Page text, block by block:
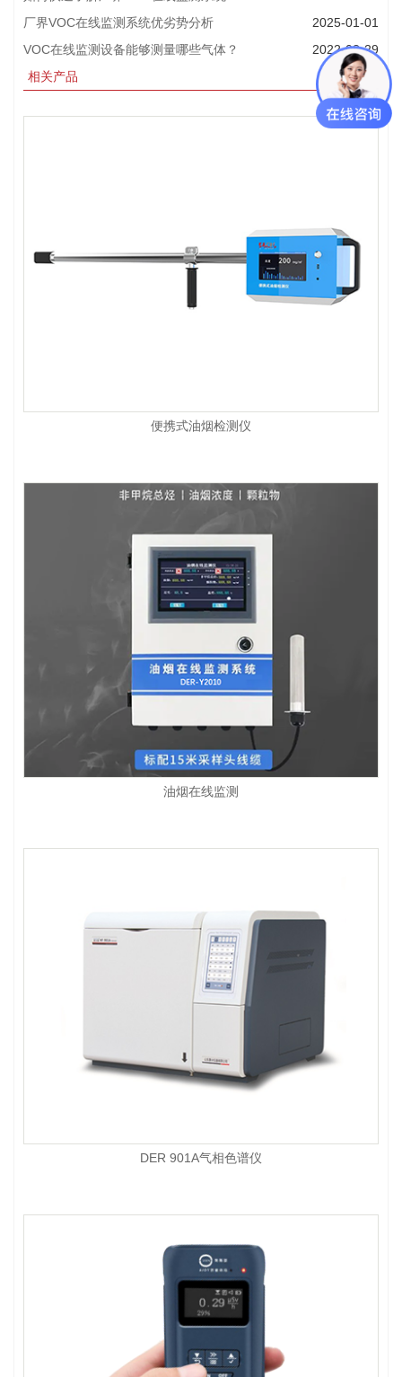
厂界VOC在线监测系统优劣势分析
2025-01-01
VOC在线监测设备能够测量哪些气体？
2022-08-29
相关产品
便携式油烟检测仪
油烟在线监测
DER 901A气相色谱仪